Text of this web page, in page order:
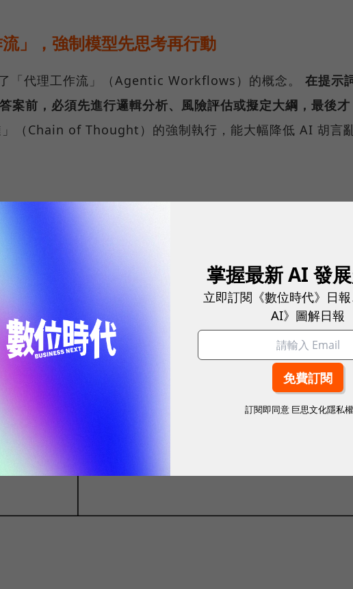
」，強制模型先思考再行動
「代理工作流」（Agentic Workflows）的概念。 在提示
案前，必須先進行邏輯分析、風險評估或擬定大綱，最後才
」（Chain of Thought）的強制執行，能大幅降低 AI 胡言
掌握最新 AI 發
立即訂閱《數位時代》日
AI》圖解日報
訂閱即同意 巨思文化隱私